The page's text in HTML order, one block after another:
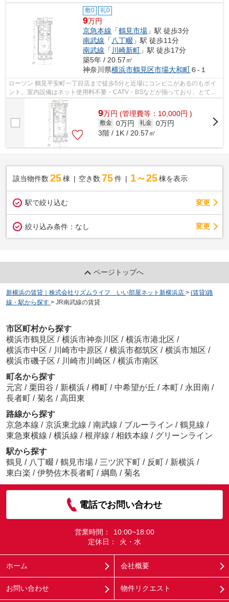
敷0 礼0
9万円
京急本線 「鶴見市場 」駅 徒歩3分
南武線 「八丁畷 」駅 徒歩11分
南武線 「 川崎新町 」駅 徒歩17分
築5年 / 20.57㎡
神奈川県横浜市鶴見区市場大和町６-１
ローソン 鶴見平安町一丁目店まで徒歩5分と近場にコンビニがあるのもポイ
ント。室内設備はネット使用料不要・CATV・BSなどが揃っており、とても
充実しています。定期的に管理人が巡回...
9万円 (管理費等：10,000円 )
敷金 0万円 礼金 0万円
3階 / 1K / 20.57㎡
該当物件数 25棟 空き数 75 件 1～25 棟を表示
駅で絞り込む 変更
絞り込み条件： なし 変更
ページトップへ
新横浜の賃貸｜株式会社リズムライフ いい部屋ネット新横浜店 > (賃貸)路
線・駅から探す > JR南武線の賃貸
市区町村から探す
横浜市鶴見区 / 横浜市神奈川区 / 横浜市港北区 /
横浜市中区 / 川崎市中原区 / 横浜市都筑区 / 横浜市旭区 /
横浜市磯子区 / 川崎市川崎区 / 横浜市南区
町名から探す
元宮 / 栗田谷 / 新横浜 / 樽町 / 中希望が丘 / 本町 / 永田南 /
長者町 / 菊名 / 高田東
路線から探す
京急本線 / 京浜東北線 / 南武線 / ブルーライン / 鶴見線 /
東急東横線 / 横浜線 / 根岸線 / 相鉄本線 / グリーンライン
駅から探す
鶴見 / 八丁畷 / 鶴見市場 / 三ツ沢下町 / 反町 / 新横浜 /
東白楽 / 伊勢佐木長者町 / 綱島 / 菊名
電話でお問い合わせ
営業時間：
10:00~18:00
定休日：
火・水
ホーム 会社概要
お問い合わせ 物件リクエスト